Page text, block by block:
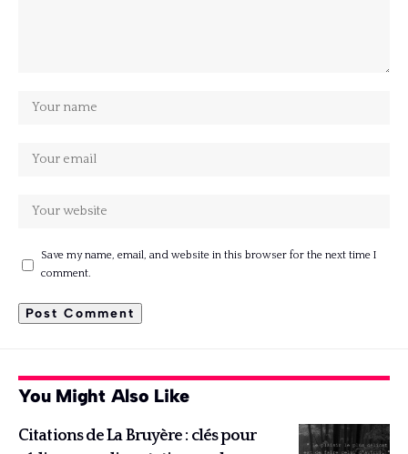
Save my name, email, and website in this browser for the next time I
comment.
You Might Also Like
Citations de La Bruyère : clés pour